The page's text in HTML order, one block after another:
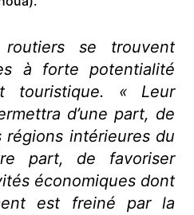
se trouvent
à forte potentialité
touristique. « Leur
d’une part, de
régions intérieures du
part, de favoriser
économiques dont
est freiné par la